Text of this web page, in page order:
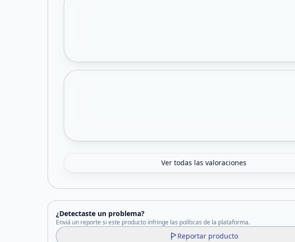
Ver todas las valoraciones
¿Detectaste un problema?
Enviá un reporte si este producto infringe las políticas de la plataforma.
Reportar producto